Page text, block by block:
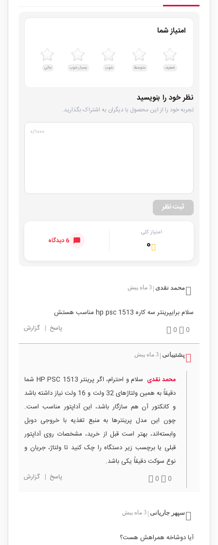
امتیاز شما
ضعیف متوسط خوب بسیار خوب عالی
نظر خود را بنویسید
تجربه خود را از این محصول با دیگران به اشتراک بگذارید.
۰/۱۰۰۰
ثبت نظر
امتیاز کلی
۰ 6 دیدگاه
محمد نقدی | 3 ماه پیش
سلام برایپرینتر سه کاره hp psc 1513 مناسب هستش
0
0 پاسخ | گزارش
پشتیبانی | 3 ماه پیش
محمد نقدی
سلام و احترام، اگر پرینتر HP PSC 1513 شما
دقیقاً به همین ولتاژهای 32 ولت و 16 ولت نیاز داشته باشد
و کانکتور آن هم سازگار باشد، این آداپتور مناسب است.
چون این مدل پرینترها به منبع تغذیه با خروجی دوبل
وابسته‌اند، بهتر است قبل از خرید، مشخصات روی آداپتور
قبلی یا برچسب زیر دستگاه را چک کنید تا ولتاژ، جریان و
نوع سوکت دقیقاً یکی باشد.
0
0 پاسخ | گزارش
سپهر جاریانی | 3 ماه پیش
آیا دوشاخه همراهش هست؟